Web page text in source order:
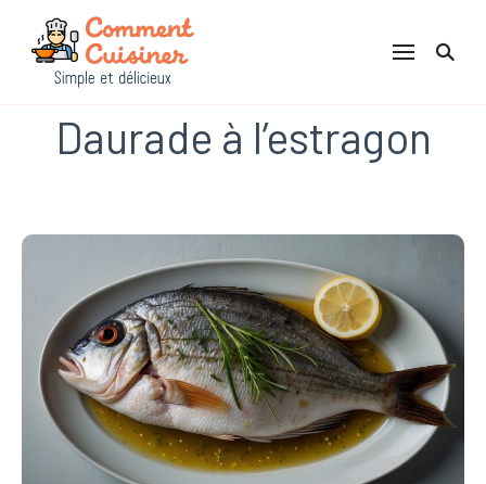
Comment Cuisiner
Daurade à l’estragon